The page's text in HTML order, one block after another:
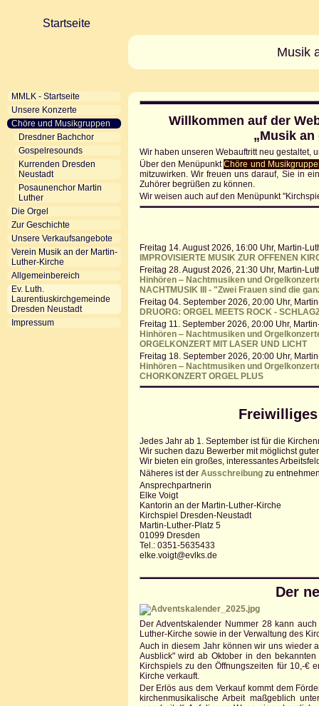
Startseite
MMLK - Startseite
Unsere Konzerte
Chöre und Musikgruppen
Dresdner Bachchor
Gospelresounds
Kurrenden Dresden
Neustadt
Posaunenchor Martin
Luther
Die Orgel
Zur Geschichte
Unsere Verkaufsangebote
Verein Musik an der Martin-
Luther-Kirche
Allgemeinbereich
Ev. Luth.
Laurentiuskirchgemeinde
Dresden Neustadt
Impressum
Musik
Willkommen auf der
„Musik
Wir haben unseren Webauftritt neu gestaltet,
Über den MenüpunktChöre und
mitzuwirken. Wir freuen uns darauf, Sie in
Zuhörer begrüßen zu können.
Wir weisen auch auf den Menüpunkt
Freitag 14. August 2026, 16:00 Uhr, Martin-
IMPROVISIERTE MUSIK ZUR OFFENEN
Freitag 28. August 2026, 21:30 Uhr, Martin-
Hinhören ‒ Nachtmusiken und
NACHTMUSIK III - "Zwei Frauen sind die
Freitag 04. September 2026, 20:00 Uhr,
DRUORG: ORGEL MEETS ROCK -
Freitag 11. September 2026, 20:00 Uhr,
Hinhören ‒ Nachtmusiken und
ORGELKONZERT MIT LASER UND LICHT
Freitag 18. September 2026, 20:00 Uhr,
Hinhören ‒ Nachtmusiken und
CHORKONZERT ORGEL PLUS
Jedes Jahr ab 1. September ist für die
Wir suchen dazu Bewerber mit möglichst
Wir bieten ein großes, interessantes
Näheres ist der Ausschreibungzu
Ansprechpartnerin
Elke Voigt
Kantorin an der Martin-Luther-Kirche
Kirchspiel Dresden-Neustadt
Martin-Luther-Platz 5
01099 Dresden
Tel.: 0351-5635433
elke.voigt@evlks.de
Der
Der Adventskalender Nummer 28 kann
Luther-Kirche sowie in der Verwaltung des
Auch in diesem Jahr können wir uns wieder
Ausblick" wird ab Oktober in den
Kirchspiels zu den Öffnungszeiten für 10,-€
Kirche verkauft.
Der Erlös aus dem Verkauf kommt dem
kirchenmusikalische Arbeit maßgeblich